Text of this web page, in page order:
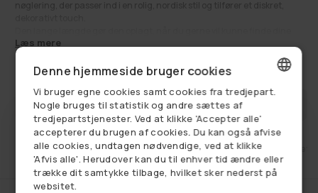
nøgler hurtigt uden at rode i tasken. Brug den som praktisk
hverdagsaccessory eller som en lille, gennemført detalje til dit
nøglebundt.
Se alt: Få på lager,Nøgleringe
Læs mere
Normalpris
260,00 kr
FÅ BESKED NÅR VAREN ER PÅ LAGER
Fri fragt ved køb over 749,- 14 dages
DANISH
GERMAN
NORWEGIAN
SWEDISH
Denne hjemmeside bruger cookies
Vi bruger egne cookies samt cookies fra tredjepart.
Nogle bruges til statistik og andre sættes af
tredjepartstjenester. Ved at klikke 'Accepter alle'
accepterer du brugen af cookies. Du kan også afvise
alle cookies, undtagen nødvendige, ved at klikke
'Afvis alle'. Herudover kan du til enhver tid ændre eller
trække dit samtykke tilbage, hvilket sker nederst på
websitet.